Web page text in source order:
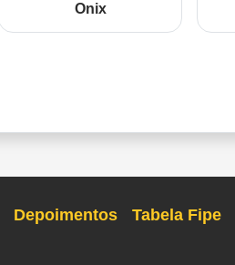
Onix
Depoimentos Tabela Fipe